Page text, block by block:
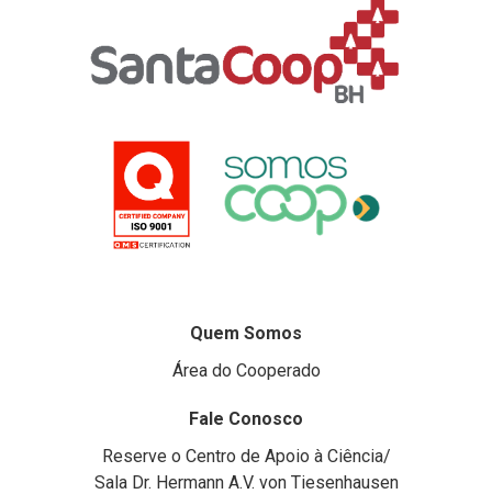
Quem Somos
Área do Cooperado
Fale Conosco
Reserve o Centro de Apoio à Ciência/
Sala Dr. Hermann A.V. von Tiesenhausen